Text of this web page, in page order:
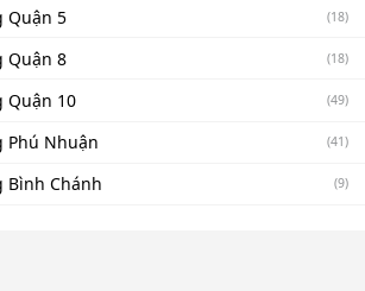
Quận 5 (18)
Quận 8 (18)
Quận 10 (49)
Phú Nhuận (41)
Bình Chánh (9)